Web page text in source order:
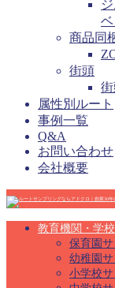
ベ
商品同
街頭
属性別ルート
事例一覧
Q&A
お問い合わせ
会社概要
教育機関・学校
保育園
幼稚園
小学校